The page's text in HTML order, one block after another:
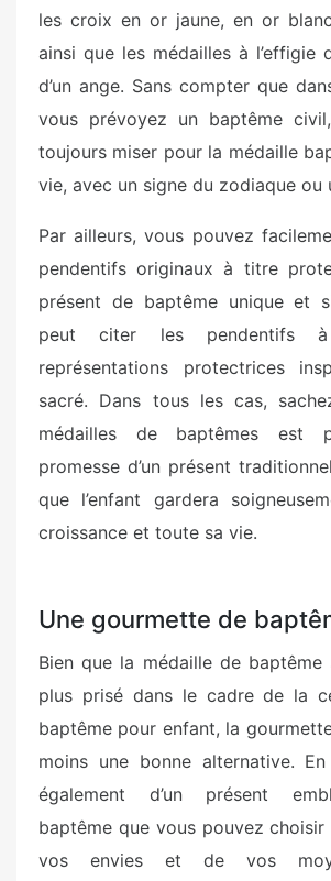
les croix en or jaune, en or
ainsi que les médailles à l’effigie
d’un ange. Sans compter que
vous prévoyez un baptême
toujours miser pour la médaille
vie, avec un signe du zodiaque ou
Par ailleurs, vous pouvez
pendentifs originaux à titre
présent de baptême unique et
peut citer les pendentifs
représentations protectrices
sacré. Dans tous les cas,
médailles de baptêmes est
promesse d’un présent
que l’enfant gardera
croissance et toute sa vie.
Une gourmette de
Bien que la médaille de
plus prisé dans le cadre de la
baptême pour enfant, la
moins une bonne alternative.
également d’un présent
baptême que vous pouvez
vos envies et de vos